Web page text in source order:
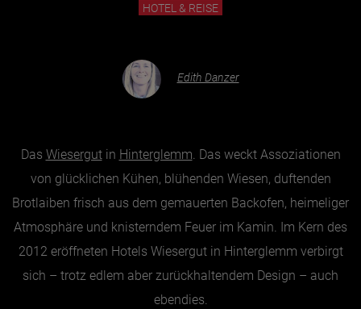
Sehenswürdig
Kunst & Kultur
Brauchtum
HOTEL & REISE
Edith Danzer
Das Wiesergutin Hinterglemm. Das weckt Assoziationen
von glücklichen Kühen, blühenden Wiesen, duftenden
Brotlaiben frisch aus dem gemauerten Backofen, heimeliger
Atmosphäre und knisterndem Feuer im Kamin. Im Kern des
2012 eröffneten Hotels Wiesergut in Hinterglemm verbirgt
sich – trotz edlem aber zurückhaltendem Design – auch
ebendies.